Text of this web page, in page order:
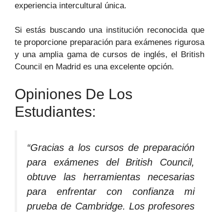
experiencia intercultural única.
Si estás buscando una institución reconocida que
te proporcione preparación para exámenes rigurosa
y una amplia gama de cursos de inglés, el British
Council en Madrid es una excelente opción.
Opiniones De Los
Estudiantes:
“Gracias a los cursos de preparación
para exámenes del British Council,
obtuve las herramientas necesarias
para enfrentar con confianza mi
prueba de Cambridge. Los profesores